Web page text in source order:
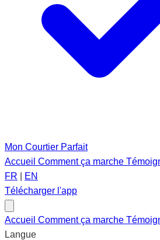
Mon Courtier Parfait
Accueil Comment ça marche
FR
EN
Télécharger l'app
Accueil Comment ça marche
Langue